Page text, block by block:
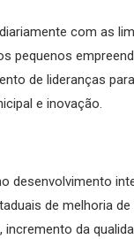
com as
pequenos
de lideranças
e inovação.
desenvolvimento
de melhoria
da